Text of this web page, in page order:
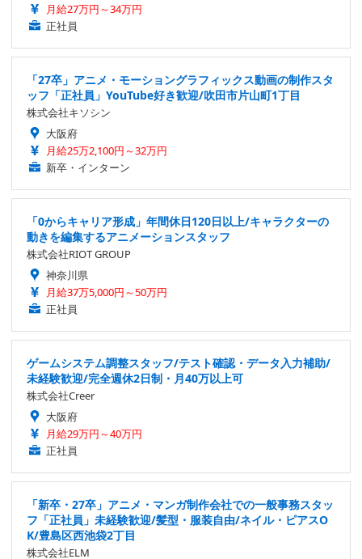
月給27万円～34万円
正社員
「27卒」アニメ・モーショングラフィックス動画の制作スタ
ッフ「正社員」YouTube好き歓迎/吹田市片山町1丁目
株式会社キソシン
大阪府
月給25万2,100円～32万円
新卒・インターン
「0からキャリア形成」年間休日120日以上/キャラクターの
動きを編集するアニメーションスタッフ
株式会社RIOT GROUP
神奈川県
月給37万5,000円～50万円
正社員
ゲームシステム調整スタッフ/テスト確認・データ入力補助/
未経験歓迎/完全週休2日制・月40万以上可
株式会社Creer
大阪府
月給29万円～40万円
正社員
「新卒・27卒」アニメ・マンガ制作会社での一般事務スタッ
フ「正社員」未経験歓迎/髪型・服装自由/ネイル・ピアスO
K/豊島区西池袋2丁目
株式会社ELM